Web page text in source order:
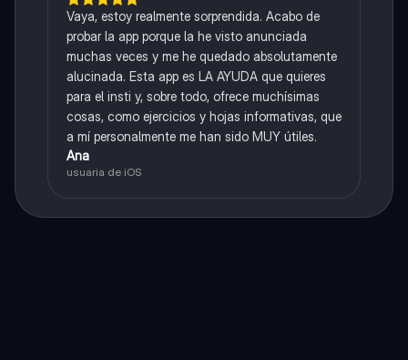
Vaya, estoy realmente sorprendida. Acabo de
probar la app porque la he visto anunciada
muchas veces y me he quedado absolutamente
alucinada. Esta app es LA AYUDA que quieres
para el insti y, sobre todo, ofrece muchísimas
cosas, como ejercicios y hojas informativas, que
a mí personalmente me han sido MUY útiles.
Ana
usuaria de iOS